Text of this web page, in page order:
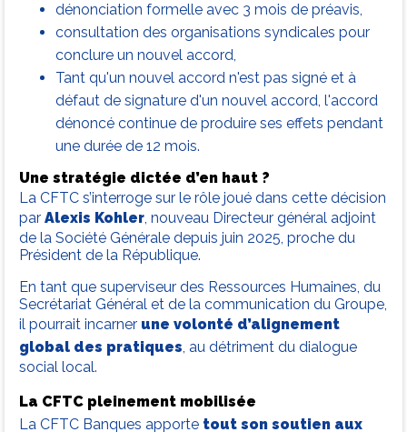
dénonciation formelle avec 3 mois de préavis,
consultation des organisations syndicales pour
conclure un nouvel accord,
Tant qu'un nouvel accord n'est pas signé et à
défaut de signature d'un nouvel accord, l'accord
dénoncé continue de produire ses effets pendant
une durée de 12 mois.
Une stratégie dictée d’en haut ?
La CFTC s’interroge sur le rôle joué dans cette décision
par Alexis Kohler, nouveau Directeur général adjoint
de la Société Générale depuis juin 2025, proche du
Président de la République.
En tant que superviseur des Ressources Humaines, du
Secrétariat Général et de la communication du Groupe,
il pourrait incarner une volonté d’alignement
global des pratiques, au détriment du dialogue
social local.
La CFTC pleinement mobilisée
La CFTC Banques apporte tout son soutien aux